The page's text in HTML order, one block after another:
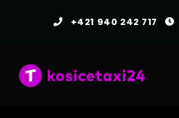
+421 940 242 717